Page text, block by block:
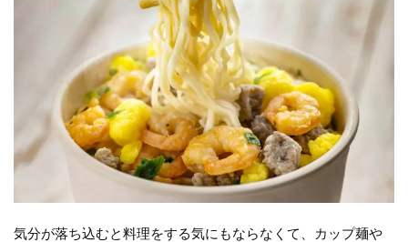
気分が落ち込むと料理をする気にもならなくて、カップ麺や